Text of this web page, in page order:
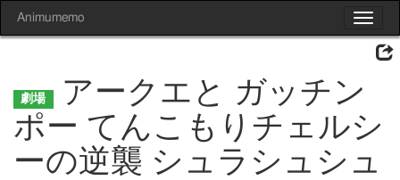
Toggle
Animumemo
アークエと ガッチン
ポー てんこもりチェルシ
ーの逆襲 シュラシュシュ